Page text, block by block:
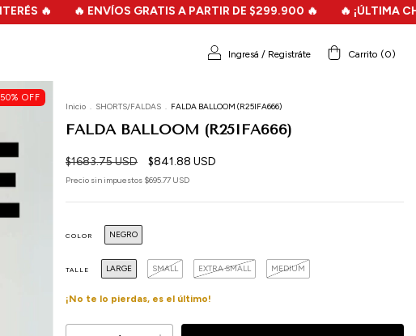
🔥 ENVÍOS GRATIS A PARTIR DE $299.900 🔥 🔥 ¡ÚLTIMA CHANCE!
Ingresá / Registráte Carrito (0)
50% OFF
Inicio . SHORTS/FALDAS . FALDA BALLOOM (R25IFA666)
FALDA BALLOOM (R25IFA666)
$1683.75 USD $841.88 USD
Precio sin impuestos $695.77 USD
COLOR NEGRO
TALLE LARGE SMALL EXTRA SMALL MEDIUM
¡No te lo pierdas, es el último!